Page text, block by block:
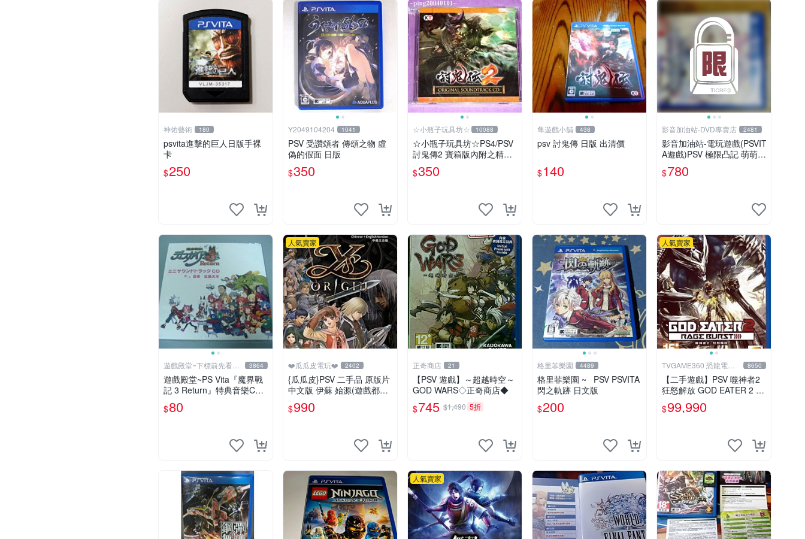
神佑藝術 180
psvita進擊的巨人日版手裸
卡
$250
Y2049104204 1041
PSV 受讚頌者 傳頌之物 虛
偽的假面 日版
$350
☆小瓶子玩具坊☆ 10088
☆小瓶子玩具坊☆PS4/PSV
討鬼傳2 寶箱版內附之精品-
-原聲音樂CD (無遊戲卡匣
唷)
$350
隼遊戲小舖 438
psv 討鬼傳 日版 出清價
$140
影音加油站-DVD專賣店 2481
影音加油站-電玩遊戲(PSVIT
A遊戲)PSV 極限凸記 萌萌編
年史 /日文亞版
$780
遊戲殿堂~下標前先看賣
場關於我
3864
遊戲殿堂~PS Vita『魔界戰
記 3 Return』特典音樂CD
全新品未使用(不含遊戲片
喔)
$80
人氣賣家
❤️瓜瓜皮電玩❤️ 2402
{瓜瓜皮}PSV 二手品 原版片
中文版 伊蘇 始源(遊戲都有
回收)
$990
正奇商店 21
【PSV 遊戲】～超越時空～
GOD WARS◇正奇商店◆
$745 $1,490 5折
格里菲樂園 4489
格里菲樂園 ~ PSV PSVITA
閃之軌跡 日文版
$200
人氣賣家
TVGAME360 恐龍電玩- 8650
【二手遊戲】PSV 噬神者2
狂怒解放 GOD EATER 2 R
AGE BURST 中文版【台中
恐龍電玩】
$99,990
人氣賣家